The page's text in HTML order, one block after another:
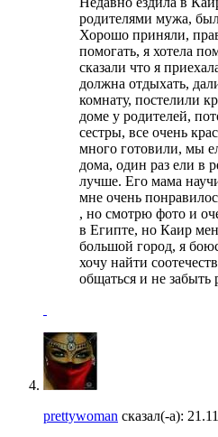
родителями мужа,
Хорошо приняли,
помогать, я хотела
сказали что я
должна отдыхать,
комнату, постелили
доме у родителей,
сестры, все очень
много готовили, мы
дома, один раз ели в
лучше. Его мама
мне очень
, но смотрю фото и
в Египте, но Каир
большой город, я
хочу найти
общаться и не забыть
prettywoman сказал(-а):